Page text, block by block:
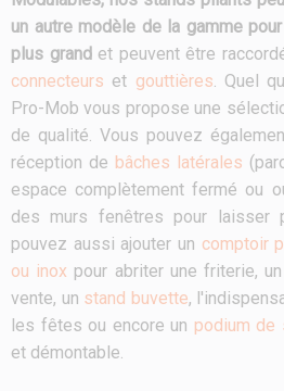
un autre modèle de la gamme
plus grandet peuvent être
connecteurs et gouttières. Quel
Pro-Mob vous propose une
de qualité. Vous pouvez
réception de bâches latérales
espace complètement fermé ou
des murs fenêtres pour laisser
pouvez aussi ajouter un comptoir
ou inox pour abriter une friterie,
vente, un stand buvette,
les fêtes ou encore un podium de
et démontable.